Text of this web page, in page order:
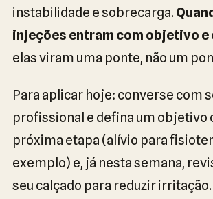
instabilidade e sobrecarga.
injeções entram com objetivo
elas viram uma ponte, não um
Para aplicar hoje: converse com
profissional e defina um objetivo
próxima etapa (alívio para
exemplo) e, já nesta semana,
seu calçado para reduzir